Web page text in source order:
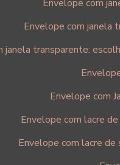
Envelope com
Envelope com janela
janela transparente:
Envelope com
Envelope com lacre
Envelope com lacre de